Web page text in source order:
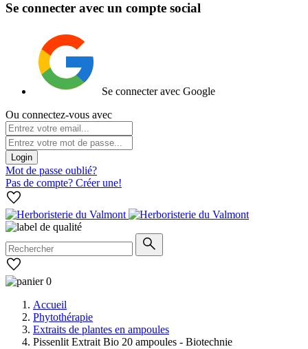
Se connecter avec un compte social
Se connecter avec Google
Ou connectez-vous avec
Login
Mot de passe oublié?
Pas de compte? Créer une!
0
Accueil
Phytothérapie
Extraits de plantes en ampoules
Pissenlit Extrait Bio 20 ampoules - Biotechnie